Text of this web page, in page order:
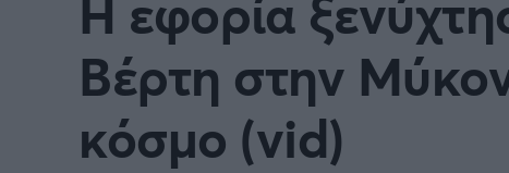
Βέρτη στην
κόσμο (vid)